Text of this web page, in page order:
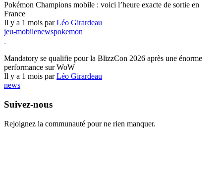
Pokémon Champions mobile : voici l’heure exacte de sortie en
France
Il y a 1 mois parLéo Girardeau
jeu-mobilenewspokemon
Mandatory se qualifie pour la BlizzCon 2026 après une énorme
performance sur WoW
Il y a 1 mois parLéo Girardeau
news
Suivez-nous
Rejoignez la communauté pour ne rien manquer.